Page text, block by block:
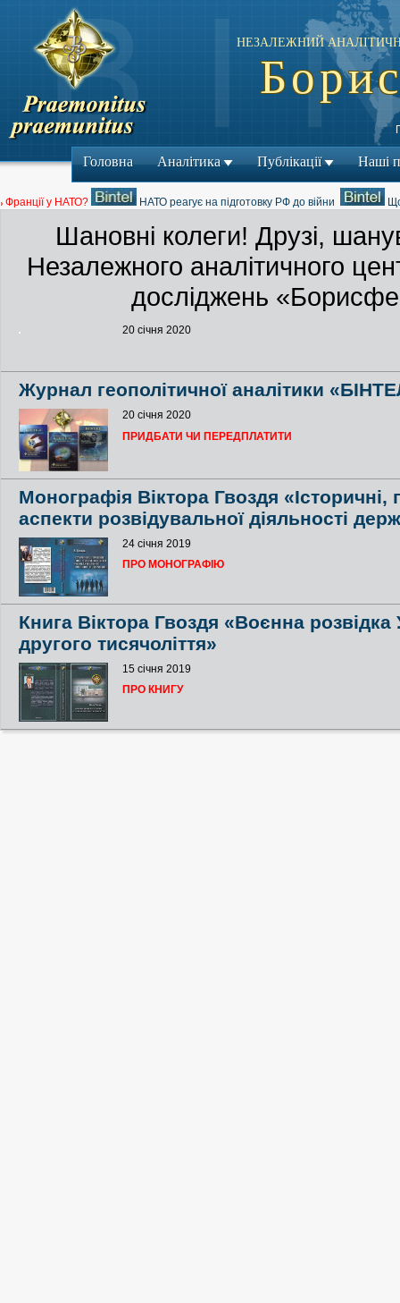
НЕЗАЛЕЖНИЙ
Головна Аналітика Публікації Наші
у НАТО? НАТО реагує на підготовку РФ до війни Що у
Шановні колеги! Друзі,
Незалежного аналітичного
досліджень
20 січня 2020
Журнал геополітичної аналітики
20 січня 2020
ПРИДБАТИ ЧИ ПЕРЕДПЛАТИТИ
Монографія Віктора Гвоздя «Історичні,
аспекти розвідувальної діяльності
24 січня 2019
ПРО МОНОГРАФІЮ
Книга Віктора Гвоздя «Воєнна розвідка
другого тисячоліття»
15 січня 2019
ПРО КНИГУ